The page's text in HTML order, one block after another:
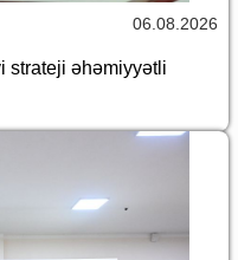
06.08.2026
strateji əhəmiyyətli